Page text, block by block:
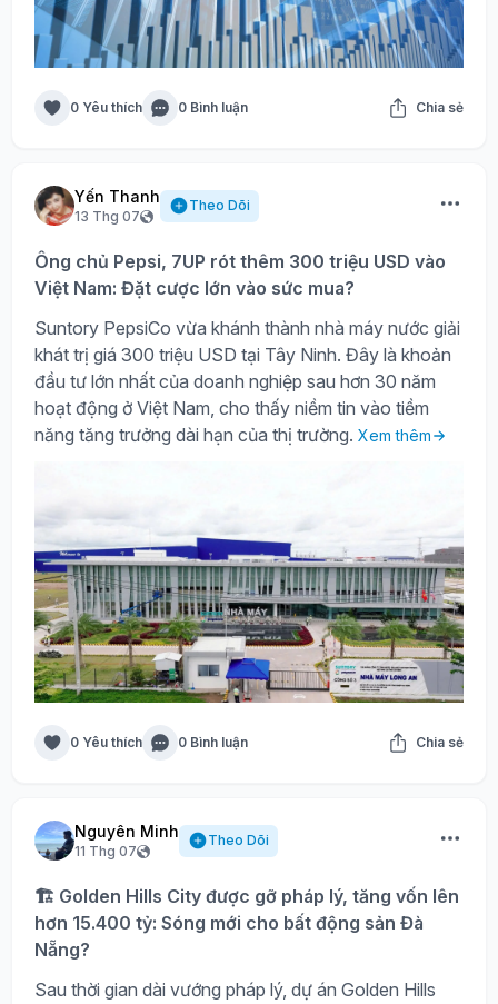
0 Yêu thích 0 Bình luận Chia sẻ
Yến Thanh
13 Thg 07
Theo Dõi
Ông chủ Pepsi, 7UP rót thêm 300 triệu USD vào
Việt Nam: Đặt cược lớn vào sức mua?
Suntory PepsiCo vừa khánh thành nhà máy nước giải
khát trị giá 300 triệu USD tại Tây Ninh. Đây là khoản
đầu tư lớn nhất của doanh nghiệp sau hơn 30 năm
hoạt động ở Việt Nam, cho thấy niềm tin vào tiềm
năng tăng trưởng dài hạn của thị trường. Xem thêm
0 Yêu thích 0 Bình luận Chia sẻ
Nguyên Minh
11 Thg 07
Theo Dõi
🏗️ Golden Hills City được gỡ pháp lý, tăng vốn lên
hơn 15.400 tỷ: Sóng mới cho bất động sản Đà
Nẵng?
Sau thời gian dài vướng pháp lý, dự án Golden Hills